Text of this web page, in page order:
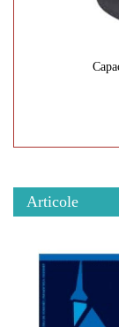
Articole